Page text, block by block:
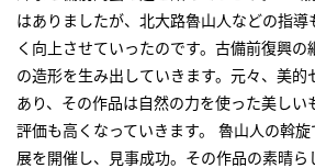
はありましたが、北大路魯山人などの指導
く向上させていったのです。古備前復興
の造形を生み出していきます。元々、美的
あり、その作品は自然の力を使った美しい
評価も高くなっていきます。 魯山人の斡
展を開催し、見事成功。その作品の素晴